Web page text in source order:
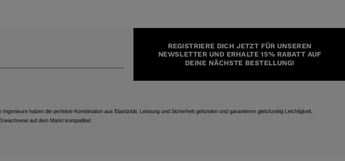
REGISTRIERE DICH JETZT FÜR UNSEREN
NEWSLETTER UND ERHALTE 15% RABATT AUF
DEINE NÄCHSTE BESTELLUNG!
haben die perfekte Kombination aus Elastizität, Leistung und Sicherheit gefunden und garantieren gleichzeitig Leichtigkeit,
auf dem Markt kompatibel: